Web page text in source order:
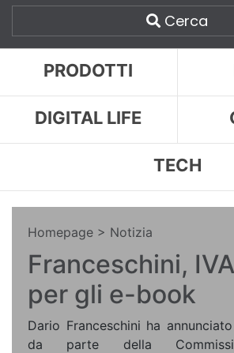
Cerca
PRODOTTI
DIGITAL LIFE
TECH
Homepage > Notizia
Franceschini,
per gli e-book
Dario Franceschini ha
da parte della